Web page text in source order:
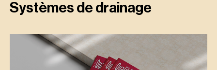
Systèmes de drainage